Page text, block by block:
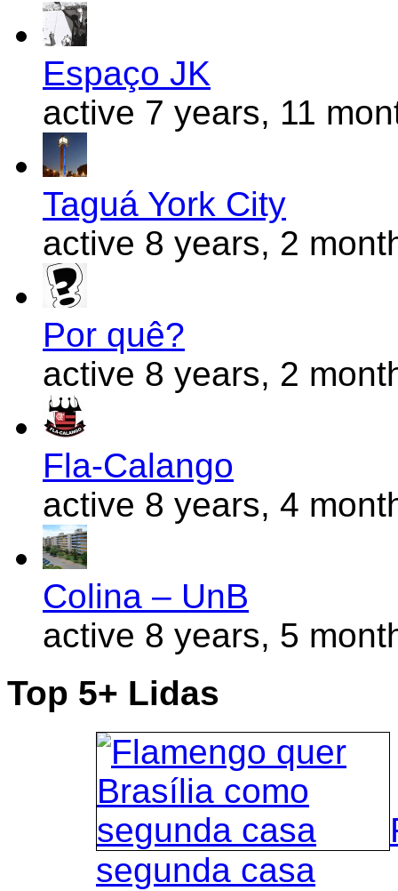
Espaço JK
active 7 years, 11
Taguá York City
active 8 years, 2
Por quê?
active 8 years, 2
Fla-Calango
active 8 years, 4
Colina – UnB
active 8 years, 5
Top 5+ Lidas
segunda casa